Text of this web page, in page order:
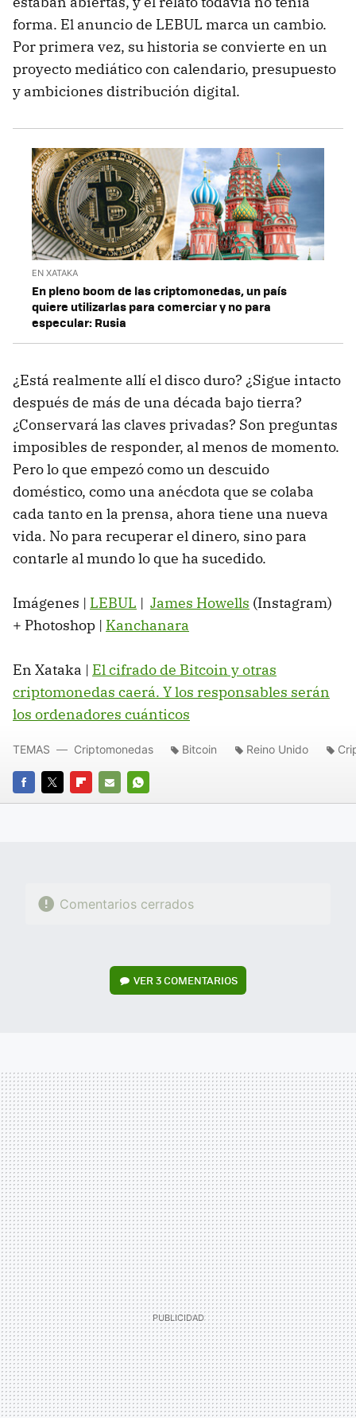
forma. El anuncio de LEBUL marca un cambio.
Por primera vez, su historia se convierte en un
proyecto mediático con calendario, presupuesto
y ambiciones distribución digital.
EN XATAKA
En pleno boom de las criptomonedas, un país
quiere utilizarlas para comerciar y no para
especular: Rusia
¿Está realmente allí el disco duro? ¿Sigue intacto
después de más de una década bajo tierra?
¿Conservará las claves privadas? Son preguntas
imposibles de responder, al menos de momento.
Pero lo que empezó como un descuido
doméstico, como una anécdota que se colaba
cada tanto en la prensa, ahora tiene una nueva
vida. No para recuperar el dinero, sino para
contarle al mundo lo que ha sucedido.
Imágenes | LEBUL | James Howells (Instagram)
+ Photoshop | Kanchanara
En Xataka | El cifrado de Bitcoin y otras
criptomonedas caerá. Y los responsables serán
los ordenadores cuánticos
FACEBOOK
TWITTERFLIPBOARD
E-
WHATSAPP
TEMAS Criptomonedas Bitcoin Reino Unido
Comentarios cerrados
VER3 COMENTARIOS